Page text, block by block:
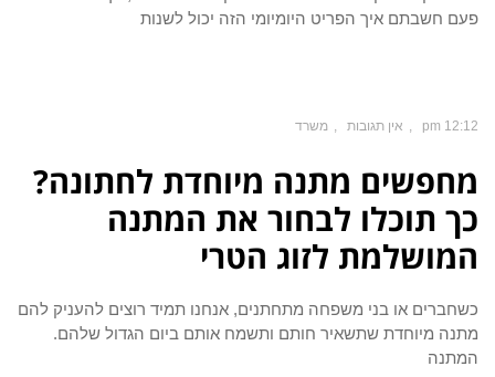
פעם חשבתם איך הפריט היומיומי הזה יכול לשנות
12:12 pm אין תגובות משרד
מחפשים מתנה מיוחדת לחתונה?
כך תוכלו לבחור את המתנה
המושלמת לזוג הטרי
כשחברים או בני משפחה מתחתנים, אנחנו תמיד רוצים להעניק להם
מתנה מיוחדת שתשאיר חותם ותשמח אותם ביום הגדול שלהם.
המתנה